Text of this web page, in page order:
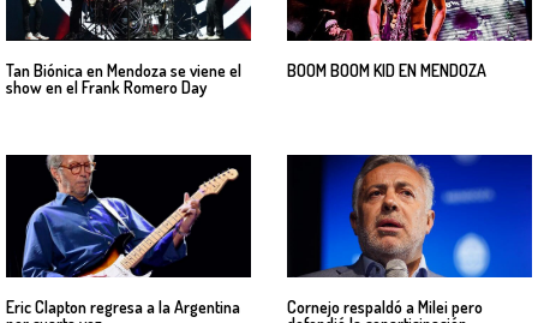
Tan Biónica en Mendoza se viene el
show en el Frank Romero Day
BOOM BOOM KID EN MENDOZA
Eric Clapton regresa a la Argentina
Cornejo respaldó a Milei pero